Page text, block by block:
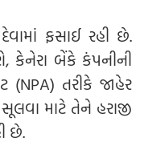
ફસાઈ રહી છે.
કેનેરા બેંકે કંપનીની
(NPA) તરીકે જાહેર
માટે તેને હરાજી
છે.